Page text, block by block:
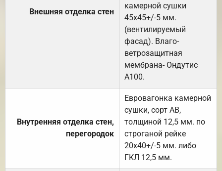
Внешняя отделка стен
камерной сушки
45х45+/-5 мм.
(вентилируемый
фасад). Влаго-
ветрозащитная
мембрана- Ондутис
А100.
Внутренняя отделка стен,
перегородок
Евровагонка камерной
сушки, сорт АВ,
толщиной 12,5 мм. по
строганой рейке
20х40+/-5 мм. либо
ГКЛ 12,5 мм.